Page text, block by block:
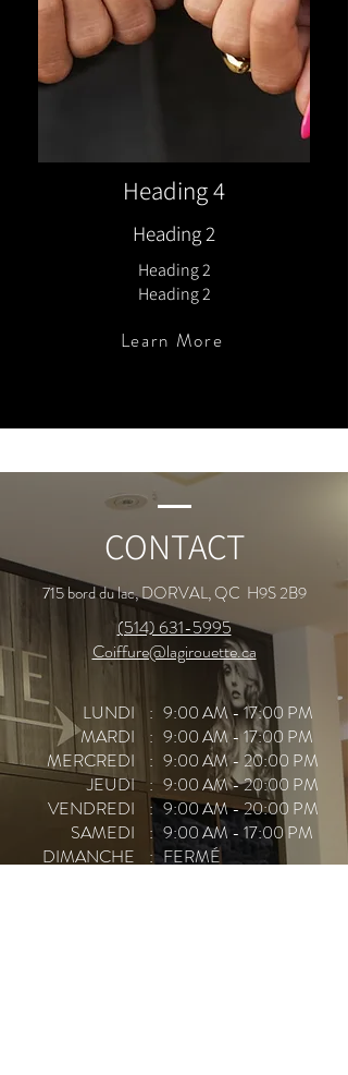
Heading 4
Heading 2
Heading 2
Heading 2
Learn More
CONTACT
715 bord du lac, DORVAL, QC H9S 2B9
(514) 631-5995
Coiffure@lagirouette.ca
LUNDI
MARDI
MERCREDI
JEUDI
VENDREDI
SAMEDI
DIMANCHE
: 9:00 AM - 17:00 PM
: 9:00 AM - 17:00 PM
: 9:00 AM - 20:00 PM
: 9:00 AM - 20:00 PM
: 9:00 AM - 20:00 PM
: 9:00 AM - 17:00 PM
: FERMÉ